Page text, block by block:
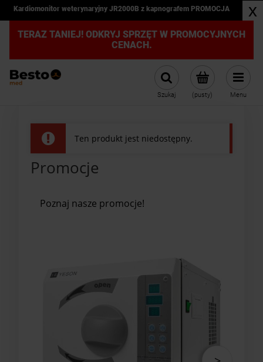
Kardiomonitor weterynaryjny JR2000B z kapnografem PROMOCJA x
TERAZ TANIEJ! ODKRYJ SPRZĘT W PROMOCYJNYCH
CENACH.
(pusty)
Szukaj Menu
Ten produkt jest niedostępny.
Promocje
Poznaj nasze promocje!